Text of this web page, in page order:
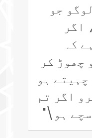
جو
اگر
کہ
چھوڑ کر
ہو
اگر تم
ہو\"